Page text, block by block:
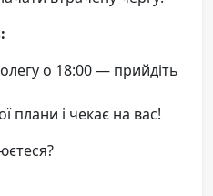
о 18:00 — прийдіть
плани і чекає на вас!